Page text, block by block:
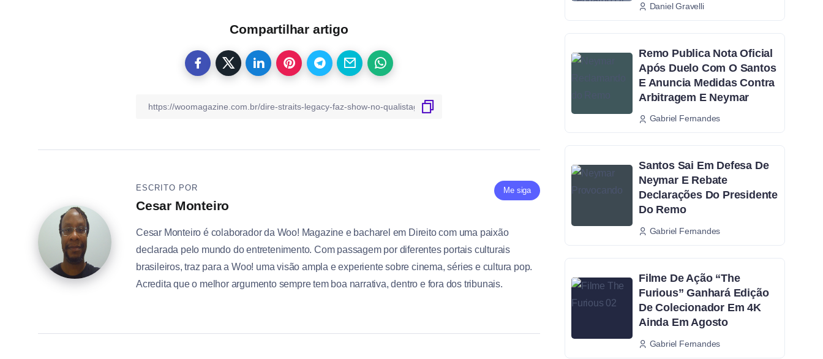
Compartilhar artigo
Me siga
ESCRITO POR
Cesar Monteiro
Cesar Monteiro é colaborador da Woo! Magazine e bacharel em Direito com uma paixão
declarada pelo mundo do entretenimento. Com passagem por diferentes portais culturais
brasileiros, traz para a Woo! uma visão ampla e experiente sobre cinema, séries e cultura pop.
Acredita que o melhor argumento sempre tem boa narrativa, dentro e fora dos tribunais.
Daniel Gravelli
Remo Publica Nota Oficial
Após Duelo Com O Santos
E Anuncia Medidas Contra
Arbitragem E Neymar
Gabriel Fernandes
Santos Sai Em Defesa De
Neymar E Rebate
Declarações Do Presidente
Do Remo
Gabriel Fernandes
Filme De Ação “The
Furious” Ganhará Edição
De Colecionador Em 4K
Ainda Em Agosto
Gabriel Fernandes